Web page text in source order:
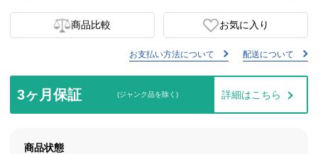
商品比較 お気に入り
お支払い方法について 配送について
3ヶ月保証 (ジャンク品を除く) 詳細はこちら
商品状態